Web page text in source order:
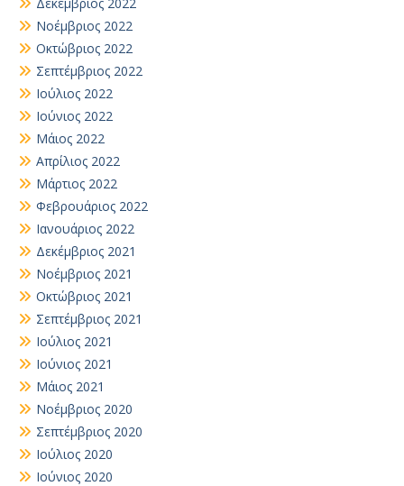
Νοέμβριος 2022
Οκτώβριος 2022
Σεπτέμβριος 2022
Ιούλιος 2022
Ιούνιος 2022
Μάιος 2022
Απρίλιος 2022
Μάρτιος 2022
Φεβρουάριος 2022
Ιανουάριος 2022
Δεκέμβριος 2021
Νοέμβριος 2021
Οκτώβριος 2021
Σεπτέμβριος 2021
Ιούλιος 2021
Ιούνιος 2021
Μάιος 2021
Νοέμβριος 2020
Σεπτέμβριος 2020
Ιούλιος 2020
Ιούνιος 2020